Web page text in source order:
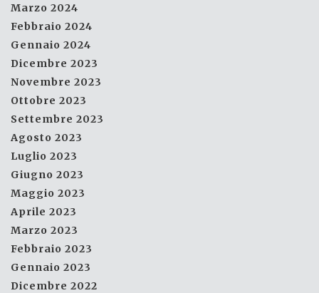
Marzo 2024
Febbraio 2024
Gennaio 2024
Dicembre 2023
Novembre 2023
Ottobre 2023
Settembre 2023
Agosto 2023
Luglio 2023
Giugno 2023
Maggio 2023
Aprile 2023
Marzo 2023
Febbraio 2023
Gennaio 2023
Dicembre 2022